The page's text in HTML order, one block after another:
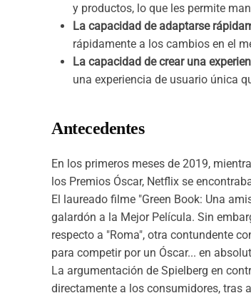
y productos, lo que les permite
La capacidad de adaptarse
rápidamente a los cambios en el
La capacidad de crear una
una experiencia de usuario única
Antecedentes
En los primeros meses de 2019,
los Premios Óscar, Netflix se
El laureado filme "Green Book: Una
galardón a la Mejor Película. Sin
respecto a "Roma", otra contundente
para competir por un Óscar... en
La argumentación de Spielberg en
directamente a los consumidores, tras